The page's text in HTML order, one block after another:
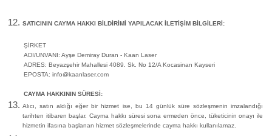
SATICININ CAYMA HAKKI BİLDİRİMİ YAPILACAK İLETİŞİM BİLGİLERİ:
ŞİRKET
ADI/UNVANI: Ayşe Demiray Duran - Kaan Laser
ADRES: Beyazşehir Mahallesi 4089. Sk. No 12/A Kocasinan Kayseri
EPOSTA: info@kaanlaser.com
CAYMA HAKKININ SÜRESİ:
Alıcı, satın aldığı eğer bir hizmet ise, bu 14 günlük süre sözleşmenin imzalandığı
tarihten itibaren başlar. Cayma hakkı süresi sona ermeden önce, tüketicinin onayı ile
hizmetin ifasına başlanan hizmet sözleşmelerinde cayma hakkı kullanılamaz.